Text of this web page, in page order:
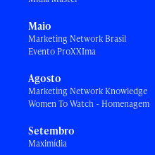
Maio
Marketing Network Brasil
Evento ProXXIma
Agosto
Marketing Network Knowledge
Women To Watch - Homenagem
Setembro
Maximídia